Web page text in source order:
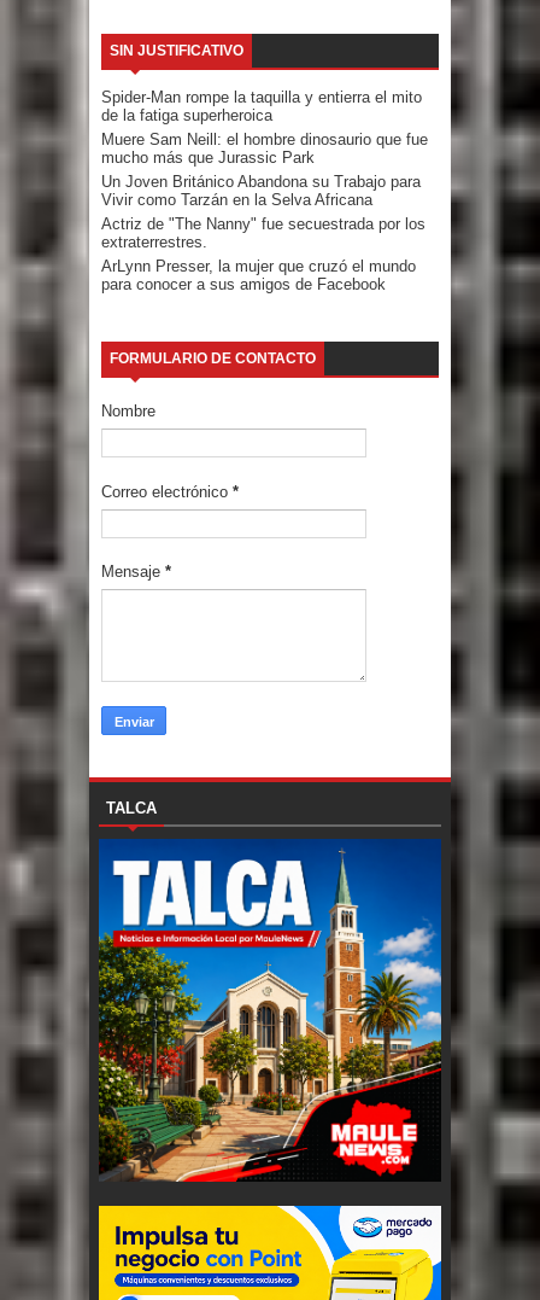
SIN JUSTIFICATIVO
Spider-Man rompe la taquilla y entierra el mito
de la fatiga superheroica
Muere Sam Neill: el hombre dinosaurio que fue
mucho más que Jurassic Park
Un Joven Británico Abandona su Trabajo para
Vivir como Tarzán en la Selva Africana
Actriz de "The Nanny" fue secuestrada por los
extraterrestres.
ArLynn Presser, la mujer que cruzó el mundo
para conocer a sus amigos de Facebook
FORMULARIO DE CONTACTO
Nombre
Correo electrónico *
Mensaje *
TALCA